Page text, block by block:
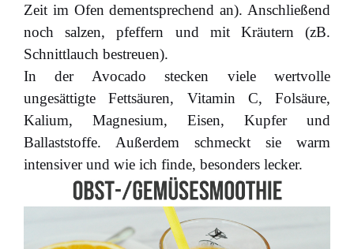
Zeit im Ofen dementsprechend an). Anschließend
noch salzen, pfeffern und mit Kräutern (zB.
Schnittlauch bestreuen).
In der Avocado stecken viele wertvolle
ungesättigte Fettsäuren, Vitamin C, Folsäure,
Kalium, Magnesium, Eisen, Kupfer und
Ballaststoffe. Außerdem schmeckt sie warm
intensiver und wie ich finde, besonders lecker.